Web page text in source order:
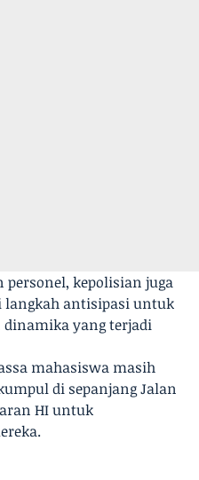
kepolisian juga
langkah antisipasi untuk
yang terjadi
mahasiswa masih
di sepanjang Jalan
HI untuk